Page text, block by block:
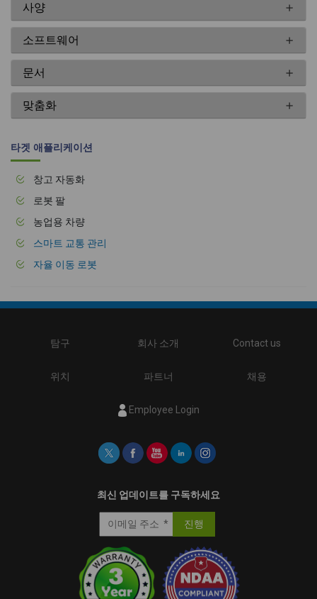
사양
소프트웨어
문서
맞춤화
타겟 애플리케이션
창고 자동화
로봇 팔
농업용 차량
스마트 교통 관리
자율 이동 로봇
탐구 회사 소개 Contact us
위치 파트너 채용
Employee Login
최신 업데이트를 구독하세요